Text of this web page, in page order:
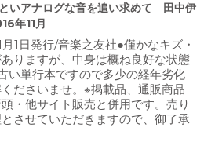
いアナログな音を追い求めて 田中伊
年11月
月1日発行/音楽之友社●僅かなキズ・
りますが、中身は概ね良好な状態
い単行本ですので多少の経年劣化
ださいませ。※掲載品、通販商品
・他サイト販売と併用です。売り
させていただきますので、御了承